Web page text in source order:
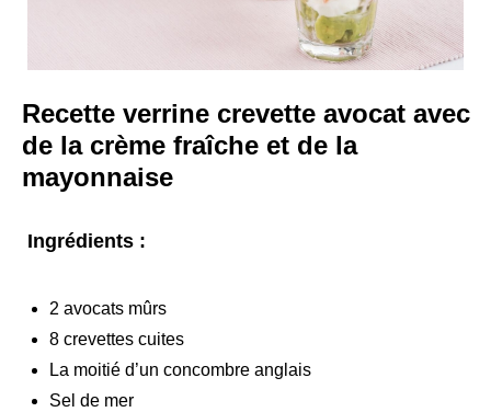
Recette verrine crevette avocat avec
de la crème fraîche et de la
mayonnaise
Ingrédients :
2 avocats mûrs
8 crevettes cuites
La moitié d’un concombre anglais
Sel de mer